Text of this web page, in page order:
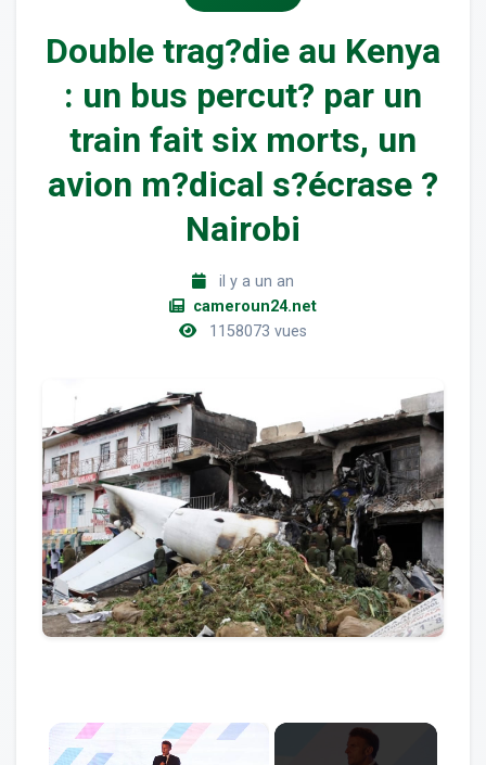
Double trag?die au Kenya
: un bus percut? par un
train fait six morts, un
avion m?dical s?écrase ?
Nairobi
il y a un an
cameroun24.net
1158073 vues